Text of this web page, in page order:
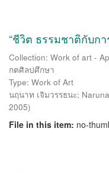
“ชีวิต ธรรมชาติกับกา
Collection: Work of art -
กตศิลปศึกษา
Type: Work of Art
นฤนาท เจิมวรรธนะ;
2005)
File in this item: no-